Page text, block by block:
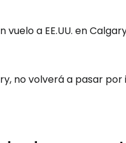
a EE.UU. en
no volverá a pasar